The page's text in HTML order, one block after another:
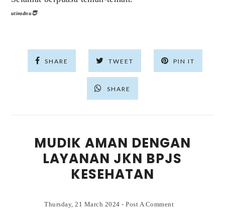
utieadnu😇
SHARE TWEET PIN IT
SHARE
MUDIK AMAN DENGAN
LAYANAN JKN BPJS
KESEHATAN
Thursday, 21 March 2024-Post A Comment